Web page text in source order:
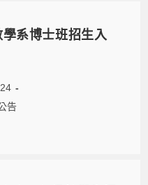
系博士班招生入
告